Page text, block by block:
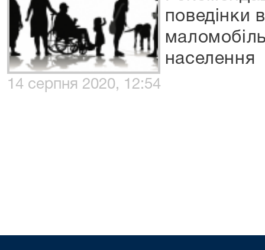
поведінки
населення
14 серпня 2020, 12:54